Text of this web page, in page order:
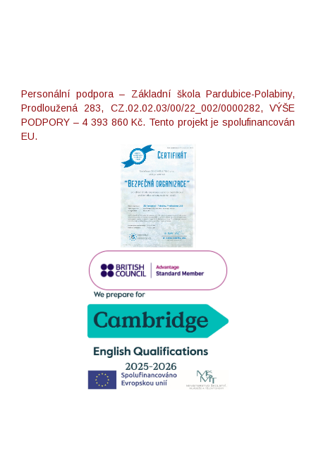
Personální podpora – Základní škola Pardubice-Polabiny,
Prodloužená 283, CZ.02.02.03/00/22_002/0000282, VÝŠE
PODPORY – 4 393 860 Kč. Tento projekt je spolufinancován
EU.